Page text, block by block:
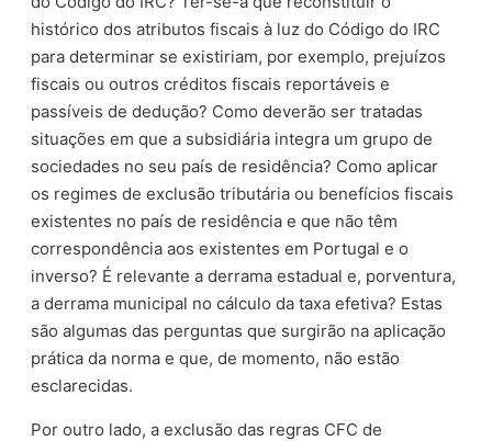
histórico dos atributos fiscais à luz do Código do IRC
para determinar se existiriam, por exemplo, prejuízos
fiscais ou outros créditos fiscais reportáveis e
passíveis de dedução? Como deverão ser tratadas
situações em que a subsidiária integra um grupo de
sociedades no seu país de residência? Como aplicar
os regimes de exclusão tributária ou benefícios fiscais
existentes no país de residência e que não têm
correspondência aos existentes em Portugal e o
inverso? É relevante a derrama estadual e, porventura,
a derrama municipal no cálculo da taxa efetiva? Estas
são algumas das perguntas que surgirão na aplicação
prática da norma e que, de momento, não estão
esclarecidas.
Por outro lado, a exclusão das regras CFC de